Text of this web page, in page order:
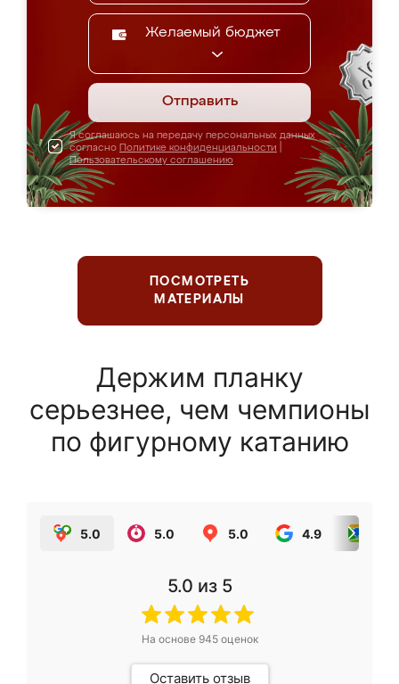
Желаемый бюджет
Отправить
Я соглашаюсь на передачу персональных данных
согласно Политике конфиденциальности
Пользовательскому соглашению
ПОСМОТРЕТЬ
МАТЕРИАЛЫ
Держим планку
серьезнее, чем чемпионы
по фигурному катанию
5.0 5.0 5.0 4.9
5.0 из 5
На основе 945оценок
Оставить отзыв